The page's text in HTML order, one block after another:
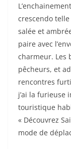
crescendo
salée et
paire avec
charmeur. Les
pêcheurs, et
rencontres
j’ai la furieuse
touristique
« Découvrez
mode de